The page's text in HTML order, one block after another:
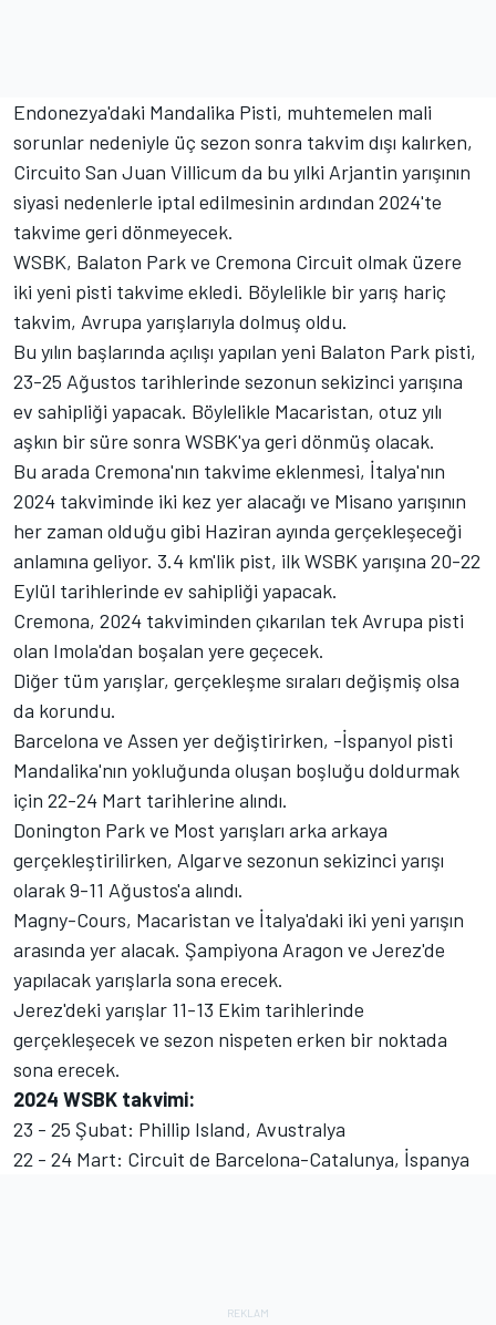
Endonezya'daki Mandalika Pisti, muhtemelen mali
sorunlar nedeniyle üç sezon sonra takvim dışı kalırken,
Circuito San Juan Villicum da bu yılki Arjantin yarışının
siyasi nedenlerle iptal edilmesinin ardından 2024'te
takvime geri dönmeyecek.
WSBK, Balaton Park ve Cremona Circuit olmak üzere
iki yeni pisti takvime ekledi. Böylelikle bir yarış hariç
takvim, Avrupa yarışlarıyla dolmuş oldu.
Bu yılın başlarında açılışı yapılan yeni Balaton Park pisti,
23-25 Ağustos tarihlerinde sezonun sekizinci yarışına
ev sahipliği yapacak. Böylelikle Macaristan, otuz yılı
aşkın bir süre sonra WSBK'ya geri dönmüş olacak.
Bu arada Cremona'nın takvime eklenmesi, İtalya'nın
2024 takviminde iki kez yer alacağı ve Misano yarışının
her zaman olduğu gibi Haziran ayında gerçekleşeceği
anlamına geliyor. 3.4 km'lik pist, ilk WSBK yarışına 20-22
Eylül tarihlerinde ev sahipliği yapacak.
Cremona, 2024 takviminden çıkarılan tek Avrupa pisti
olan Imola'dan boşalan yere geçecek.
Diğer tüm yarışlar, gerçekleşme sıraları değişmiş olsa
da korundu.
Barcelona ve Assen yer değiştirirken, -İspanyol pisti
Mandalika'nın yokluğunda oluşan boşluğu doldurmak
için 22-24 Mart tarihlerine alındı.
Donington Park ve Most yarışları arka arkaya
gerçekleştirilirken, Algarve sezonun sekizinci yarışı
olarak 9-11 Ağustos'a alındı.
Magny-Cours, Macaristan ve İtalya'daki iki yeni yarışın
arasında yer alacak. Şampiyona Aragon ve Jerez'de
yapılacak yarışlarla sona erecek.
Jerez'deki yarışlar 11-13 Ekim tarihlerinde
gerçekleşecek ve sezon nispeten erken bir noktada
sona erecek.
2024 WSBK takvimi:
23 - 25 Şubat: Phillip Island, Avustralya
22 - 24 Mart: Circuit de Barcelona-Catalunya, İspanya